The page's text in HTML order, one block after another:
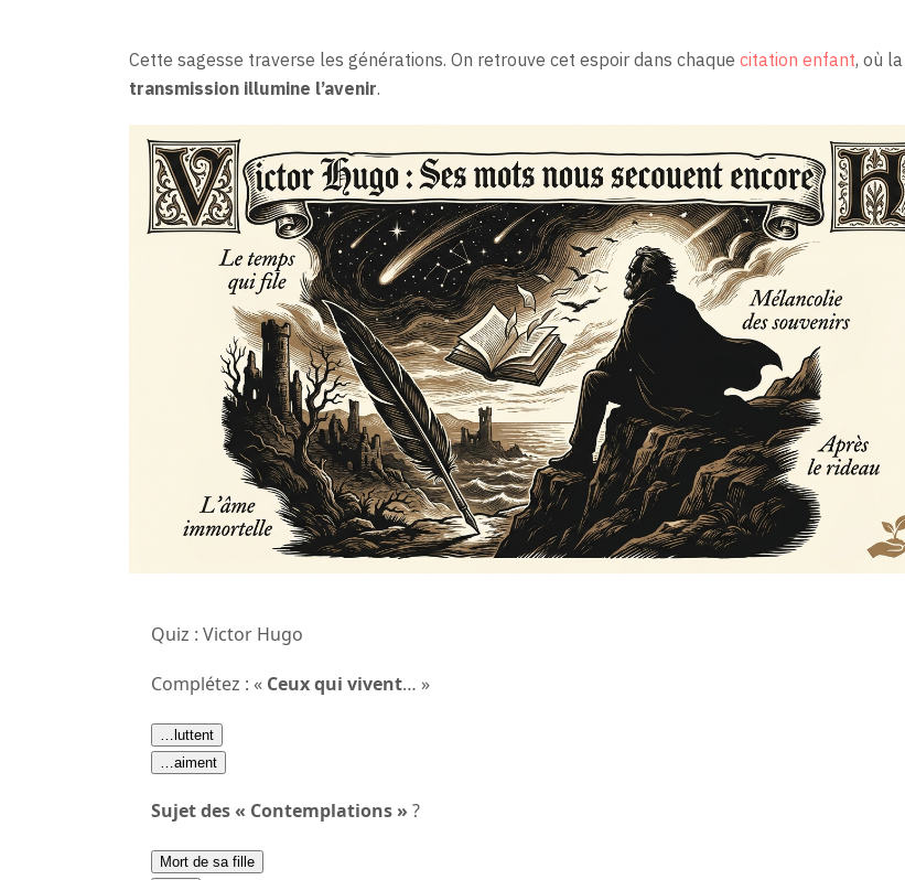
Cette sagesse traverse les générations. On retrouve cet espoir dans chaque citation enfant, où la
transmission illumine l’avenir.
Quiz : Victor Hugo
Complétez : « Ceux qui vivent… »
…luttent
…aiment
Sujet des « Contemplations » ?
Mort de sa fille